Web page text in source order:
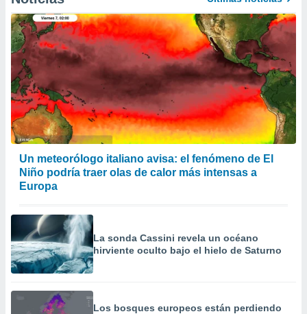
Un meteorólogo italiano avisa: el fenómeno de El
Niño podría traer olas de calor más intensas a
Europa
La sonda Cassini revela un océano
hirviente oculto bajo el hielo de Saturno
Los bosques europeos están perdiendo